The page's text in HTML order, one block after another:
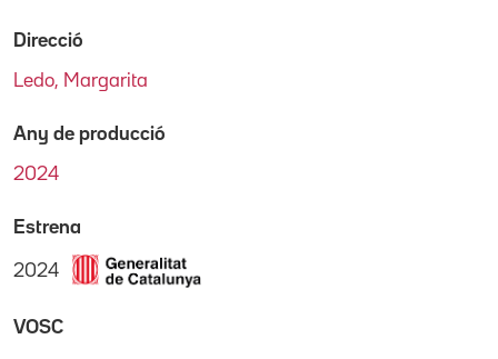
Direcció
Ledo, Margarita
Any de producció
2024
Estrena
2024
VOSC